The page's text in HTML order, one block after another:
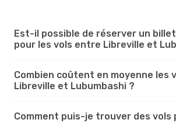
Est-il possible de réserver un
pour les vols entre Libreville et
Combien coûtent en moyenne les
Libreville et Lubumbashi ?
Comment puis-je trouver des vols